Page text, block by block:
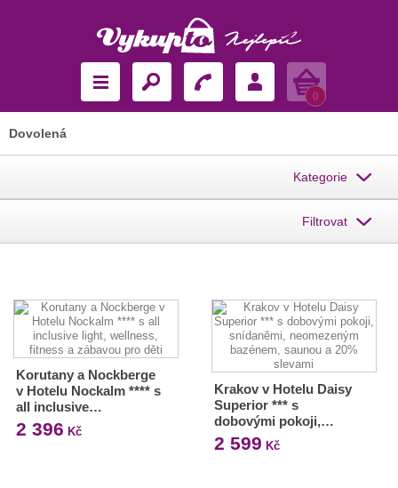
Košík
0
Dovolená
Kategorie
Filtrovat
Korutany a Nockberge
v Hotelu Nockalm **** s
all inclusive…
2 396 Kč
Krakov v Hotelu Daisy
Superior *** s
dobovými pokoji,…
2 599 Kč